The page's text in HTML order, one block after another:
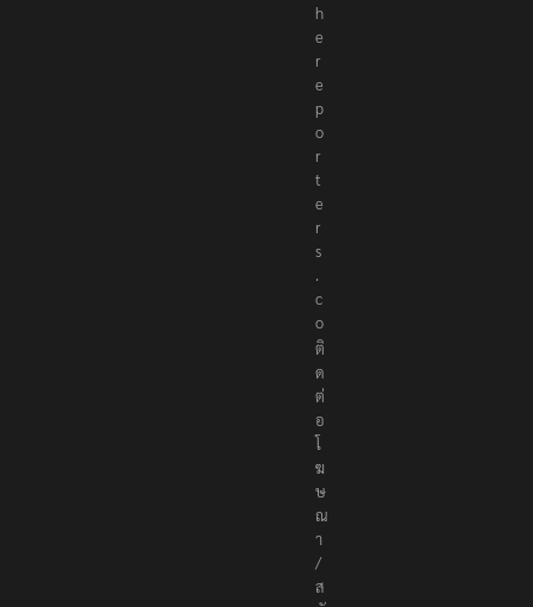
h
e
r
e
p
o
r
t
e
r
s
.
c
o
ติ
ด
ต่
อ
โ
ฆ
ษ
ณ
า
/
ส